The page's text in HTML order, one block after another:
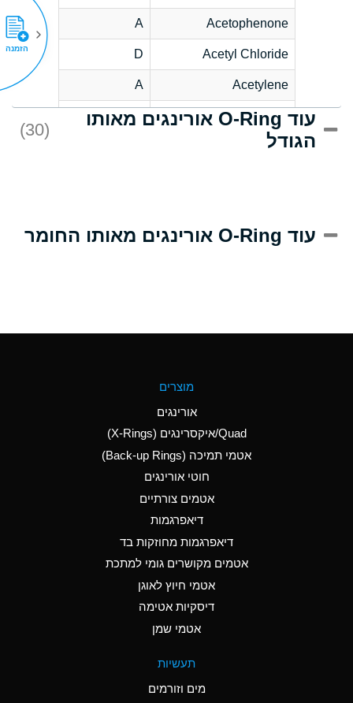
Acetophenone
A
Acetyl Chloride
D
Acetylene
A
Acrlylonitrile
D
Adipic Acid
(Aqueous)
Aluminum Nitrate
(Aqueous)
Aluminum Phosphate
Ammonia Anhydrous
A
Ammonia Gas (cold)
A
Ammonia Gas (hot)
עוד O-Ring אורינגים מאותו
הגודל
(30)
עוד O-Ring אורינגים מאותו החומר
מוצרים
אורינגים
Quad/איקסרינגים (X-Rings)
אטמי תמיכה (Back-up Rings)
חוטי אורינגים
אטמים צורתיים
דיאפרגמות
דיאפרגמות מחוזקות בד
אטמים מקושרים גומי למתכת
אטמי חיוץ לאוגן
דיסקיות אטימה
אטמי שמן
תעשיות
מים וזורמים
הזמנה